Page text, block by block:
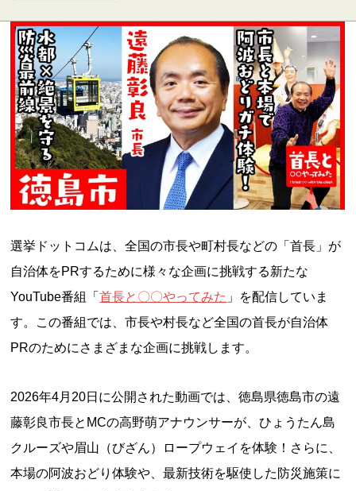
選挙ドットコムは、全国の市長や町村長などの「首長」が
自治体をPRするために様々な企画に挑戦する新たな
YouTube番組「首長と〇〇やってみた 」を配信していま
す。この番組では、市長や村長など全国の首長が自治体
PRのためにさまざまな企画に挑戦します。
2026年4月20日に公開された動画では、徳島県徳島市の遠
藤彰良市長とMCの高野萌アナウンサーが、ひょうたん島
クルーズや眉山（びざん）ロープウェイを体験！さらに、
本場の阿波おどり体験や、最新技術を駆使した防災施策に